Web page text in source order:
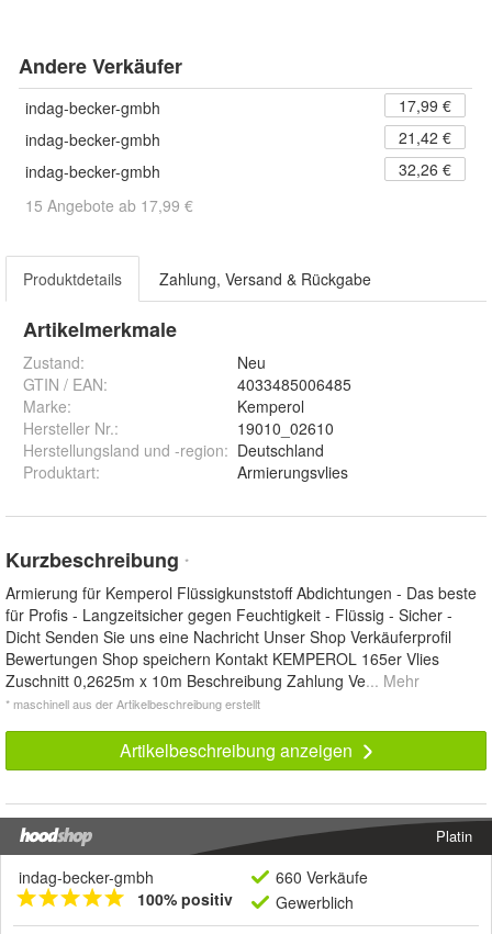
Andere Verkäufer
indag-becker-gmbh
17,99 €
indag-becker-gmbh
21,42 €
indag-becker-gmbh
32,26 €
15 Angebote ab 17,99 €
Produktdetails Zahlung, Versand & Rückgabe
Artikelmerkmale
Zustand:
Neu
GTIN / EAN:
4033485006485
Marke:
Kemperol
Hersteller Nr.:
19010_02610
Herstellungsland und -region: Deutschland
Produktart: Armierungsvlies
Kurzbeschreibung *
Armierung für Kemperol Flüssigkunststoff Abdichtungen - Das beste
für Profis - Langzeitsicher gegen Feuchtigkeit - Flüssig - Sicher -
Dicht Senden Sie uns eine Nachricht Unser Shop Verkäuferprofil
Bewertungen Shop speichern Kontakt KEMPEROL 165er Vlies
Zuschnitt 0,2625m x 10m Beschreibung Zahlung Ve... Mehr
* maschinell aus der Artikelbeschreibung erstellt
Artikelbeschreibung anzeigen
Platin
indag-becker-gmbh
100% positiv
660 Verkäufe
Gewerblich